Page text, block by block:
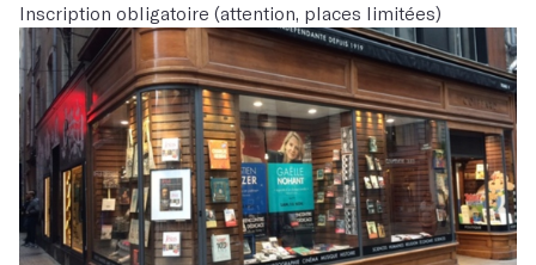
Inscription obligatoire (attention, places limitées)